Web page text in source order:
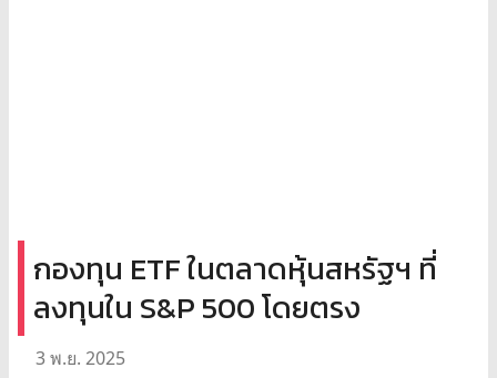
กองทุน ETF ในตลาดหุ้นสหรัฐฯ ที่
ลงทุนใน S&P 500 โดยตรง
3 พ.ย. 2025